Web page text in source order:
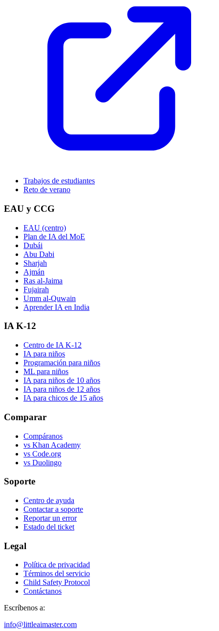
Trabajos de estudiantes
Reto de verano
EAU y CCG
EAU (centro)
Plan de IA del MoE
Dubái
Abu Dabi
Sharjah
Ajmán
Ras al-Jaima
Fujairah
Umm al-Quwain
Aprender IA en India
IA K-12
Centro de IA K-12
IA para niños
Programación para niños
ML para niños
IA para niños de 10 años
IA para niños de 12 años
IA para chicos de 15 años
Comparar
Compáranos
vs Khan Academy
vs Code.org
vs Duolingo
Soporte
Centro de ayuda
Contactar a soporte
Reportar un error
Estado del ticket
Legal
Política de privacidad
Términos del servicio
Child Safety Protocol
Contáctanos
Escríbenos a:
info@littleaimaster.com